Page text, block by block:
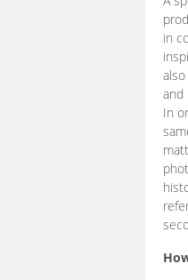
in
and
In